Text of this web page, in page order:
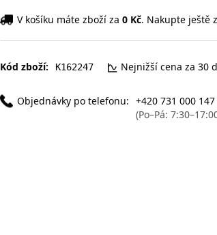
V košíku máte zboží za 0 Kč. Nakupte ještě
Kód zboží: K162247 Nejnižší cena za 30
Objednávky po telefonu: +420 731 000 147
(Po–Pá: